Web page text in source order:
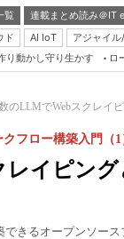
覧 連載まとめ読み＠IT
ド
AI IoT アジャイ
り動かし守り生かす ロ
のLLMでWebスクレイ
イピン
フロー構築入門（1
きるオープンソー